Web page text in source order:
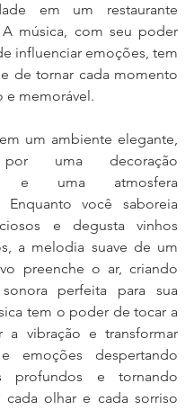
em um restaurante
música, com seu poder
influenciar emoções, tem
de tornar cada momento
e memorável.
um ambiente elegante,
uma decoração
e uma atmosfera
Enquanto você saboreia
e degusta vinhos
a melodia suave de um
preenche o ar, criando
perfeita para sua
tem o poder de tocar a
a vibração e transformar
emoções despertando
profundos e tornando
cada olhar e cada sorriso